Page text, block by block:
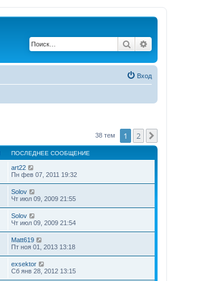
Поиск
Вход
38 тем 1 2
ПОСЛЕДНЕЕ СООБЩЕНИЕ
art22
Пн фев 07, 2011 19:32
Solov
Чт июл 09, 2009 21:55
Solov
Чт июл 09, 2009 21:54
Matt619
Пт ноя 01, 2013 13:18
exsektor
Сб янв 28, 2012 13:15